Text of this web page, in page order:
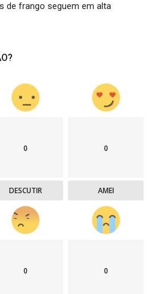
de frango seguem em alta
0
DESCUTIR
0
AMEI
0 0